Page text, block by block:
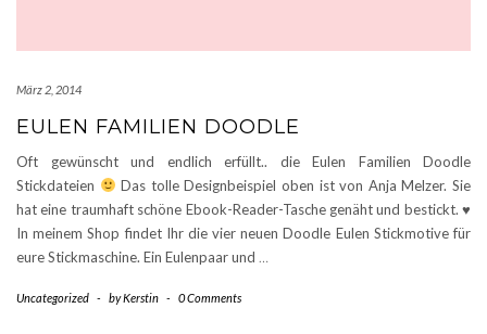
März 2, 2014
EULEN FAMILIEN DOODLE
Oft gewünscht und endlich erfüllt.. die Eulen Familien Doodle
Stickdateien
Das tolle Designbeispiel oben ist von Anja Melzer. Sie
hat eine traumhaft schöne Ebook-Reader-Tasche genäht und bestickt. ♥
In meinem Shop findet Ihr die vier neuen Doodle Eulen Stickmotive für
eure Stickmaschine. Ein Eulenpaar und …
Uncategorized - byKerstin - 0 Comments